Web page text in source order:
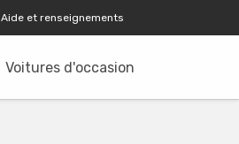
Aide et renseignements
Voitures d'occasion